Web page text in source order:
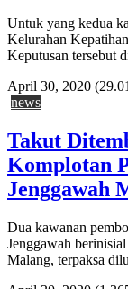
Untuk yang kedua
Kelurahan
Keputusan tersebut
April 30, 2020
news
Takut
Komplotan
Jenggawah
Dua kawanan
Jenggawah
Malang, terpaksa